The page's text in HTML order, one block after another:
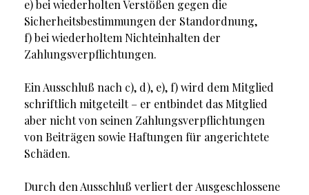
e) bei wiederholten Verstößen gegen die
Sicherheitsbestimmungen der Standordnung,
f) bei wiederholtem Nichteinhalten der
Zahlungsverpflichtungen.
Ein Ausschluß nach c), d), e), f) wird dem Mitglied
schriftlich mitgeteilt – er entbindet das Mitglied
aber nicht von seinen Zahlungsverpflichtungen
von Beiträgen sowie Haftungen für angerichtete
Schäden.
Durch den Ausschluß verliert der Ausgeschlossene